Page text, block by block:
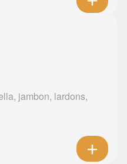
jambon, lardons,